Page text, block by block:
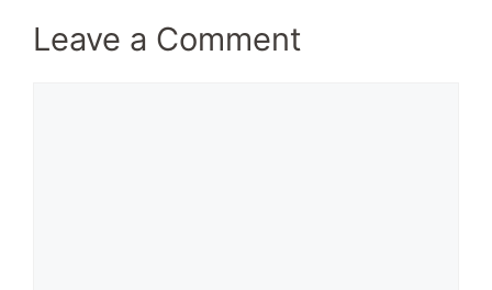
Leave a Comment